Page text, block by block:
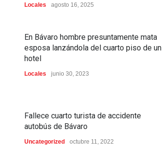
Locales agosto 16, 2025
En Bávaro hombre presuntamente mata
esposa lanzándola del cuarto piso de un
hotel
Locales junio 30, 2023
Fallece cuarto turista de accidente
autobús de Bávaro
Uncategorized octubre 11, 2022